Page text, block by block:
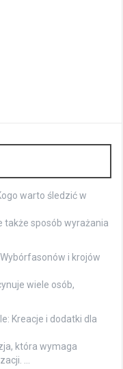
warto śledzić w
także sposób wyrażania
i krojów
wiele osób,
Kreacje i dodatki dla
która wymaga
…